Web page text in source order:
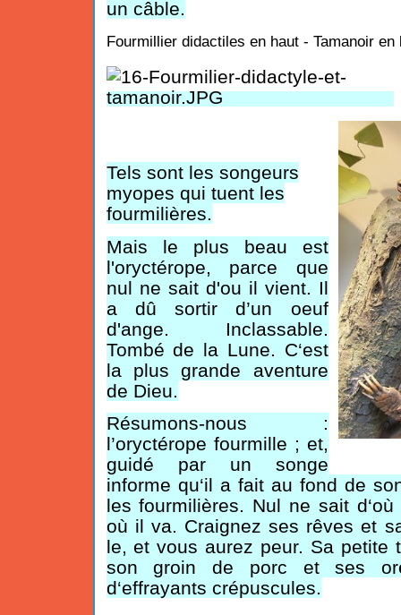
un câble.
Fourmillier didactiles en haut - Tamanoir
Tels sont les songeurs
myopes qui tuent les
fourmilières.
Mais le plus beau est
l'oryctérope, parce que
nul ne sait d'ou il vient. Il
a dû sortir d’un oeuf
d'ange. Inclassable.
Tombé de la Lune. C‘est
la plus grande aventure
de Dieu.
Résumons-nous :
l’oryctérope fourmille ; et,
guidé par un songe
informe qu‘il a fait au fond de
les fourmilières. Nul ne sait
où il va. Craignez ses rêves et
le, et vous aurez peur. Sa petite
son groin de porc et ses
d‘effrayants crépuscules.